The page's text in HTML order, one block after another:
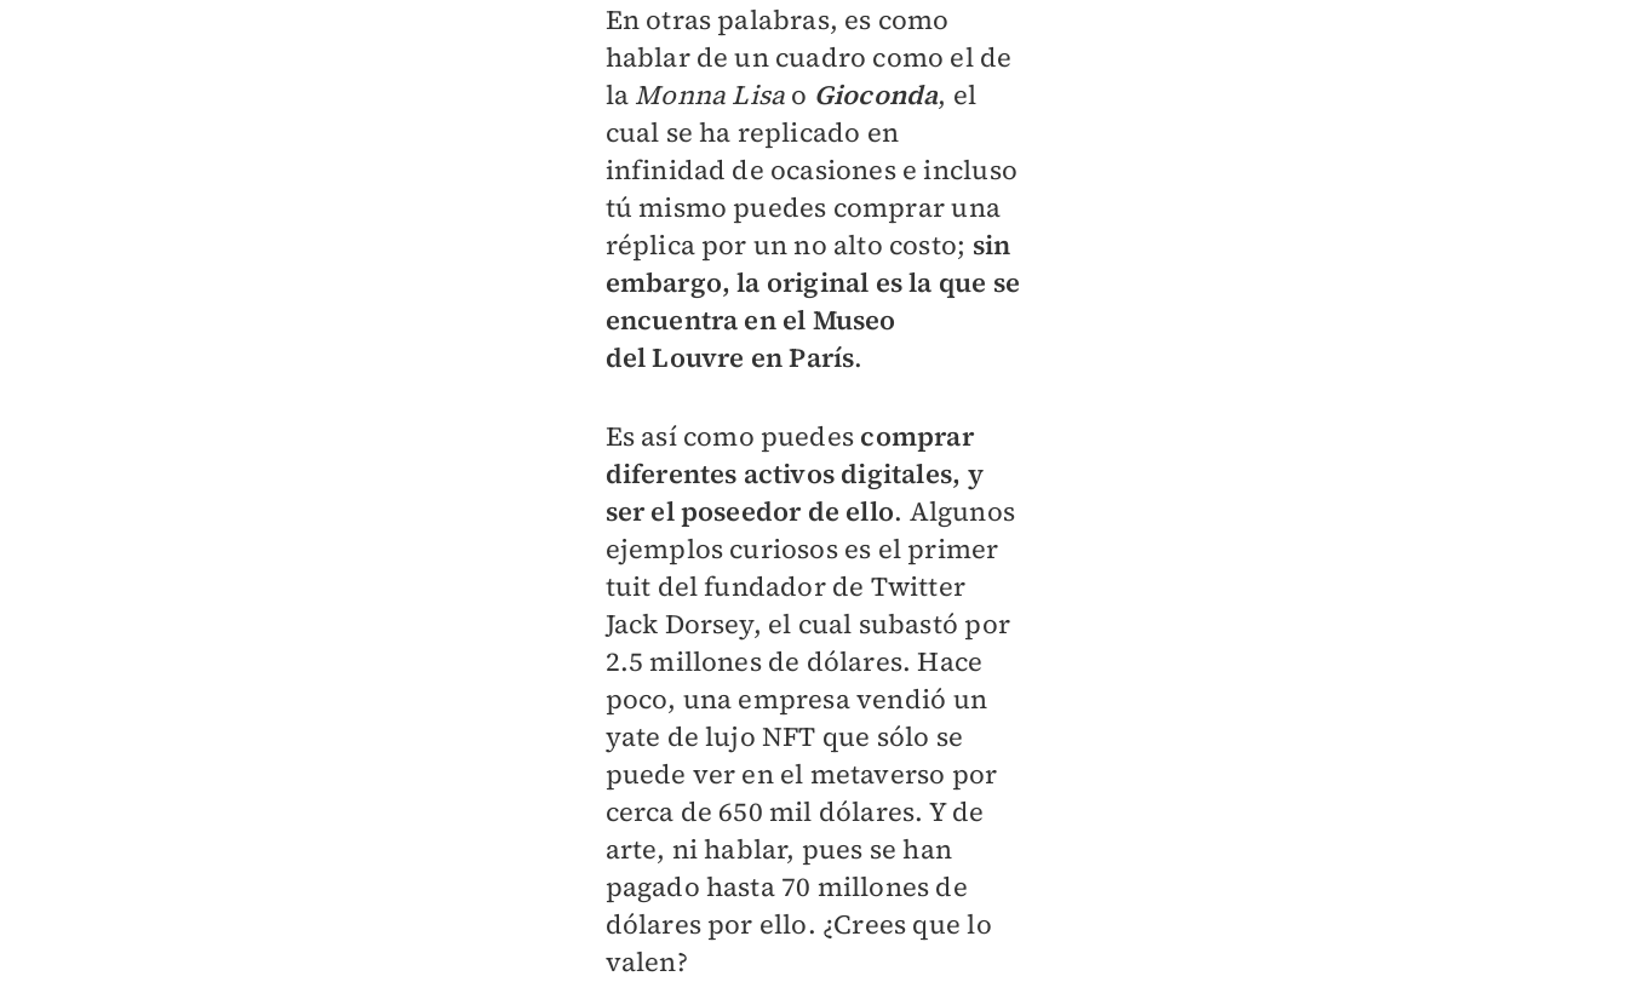
En otras palabras, es como
hablar de un cuadro como el de
laMonna Lisa o Gioconda, el
cual se ha replicado en
infinidad de ocasiones e incluso
tú mismo puedes comprar una
réplica por un no alto costo; sin
embargo, la original es la que se
encuentra en el Museo
delLouvre en París.
Es así como puedes comprar
diferentes activos digitales, y
ser el poseedor de ello. Algunos
ejemplos curiosos es el primer
tuit del fundador de Twitter
Jack Dorsey, el cual subastó por
2.5 millones de dólares. Hace
poco, una empresa vendió un
yate de lujo NFT que sólo se
puede ver en el metaverso por
cerca de 650 mil dólares. Y de
arte, ni hablar, pues se han
pagado hasta 70 millones de
dólares por ello. ¿Crees que lo
valen?